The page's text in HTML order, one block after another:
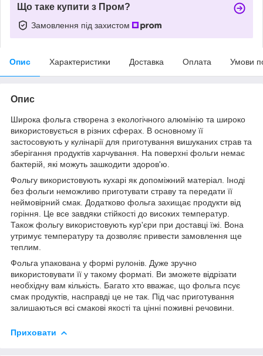
Що таке купити з Пром?
Замовлення під захистом
Опис Характеристики Доставка Оплата Умови
Опис
Широка фольга створена з екологічного алюмінію та широко
використовується в різних сферах. В основному її
застосовують у кулінарії для приготування вишуканих страв та
зберігання продуктів харчування. На поверхні фольги немає
бактерій, які можуть зашкодити здоров'ю.
Фольгу використовують кухарі як допоміжний матеріал. Іноді
без фольги неможливо приготувати страву та передати її
неймовірний смак. Додатково фольга захищає продукти від
горіння. Це все завдяки стійкості до високих температур.
Також фольгу використовують кур'єри при доставці їжі. Вона
утримує температуру та дозволяє привести замовлення ще
теплим.
Фольга упакована у формі рулонів. Дуже зручно
використовувати її у такому форматі. Ви зможете відрізати
необхідну вам кількість. Багато хто вважає, що фольга псує
смак продуктів, насправді це не так. Під час приготування
залишаються всі смакові якості та цінні поживні речовини.
Приховати